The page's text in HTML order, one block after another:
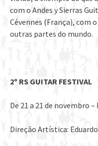
com o Andes y Sierras
Cévennes (França), com
outras partes do mundo.
2º RS GUITAR FESTIVAL
De 21 a 21 de novembro
Direção Artística: